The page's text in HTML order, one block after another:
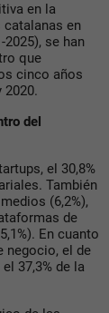
en la
catalanas en
se han
que
cinco años
2020.
del
el 30,8%
También
(6,2%),
de
En cuanto
negocio, el de
37,3% de la